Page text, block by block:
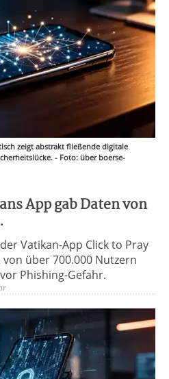
zeigt abstrakt fließende digitale
- Foto: über boerse-
App gab Daten von
Vatikan-App Click to Pray
über 700.000 Nutzern
Phishing-Gefahr.